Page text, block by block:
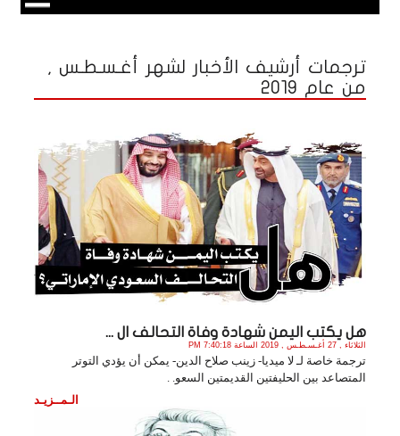
ترجمات أرشيف الأخبار لشهر أغـسـطـس ,
من عام 2019
هل يكتب اليمن شهادة وفاة التحالف ال ...
الثلاثاء , 27 أغـسـطـس , 2019 الساعة 7:40:18 PM
ترجمة خاصة لـ لا ميديا- زينب صلاح الدين- يمكن أن يؤدي التوتر
المتصاعد بين الحليفتين القديمتين السعو. .
الـمــزيـد